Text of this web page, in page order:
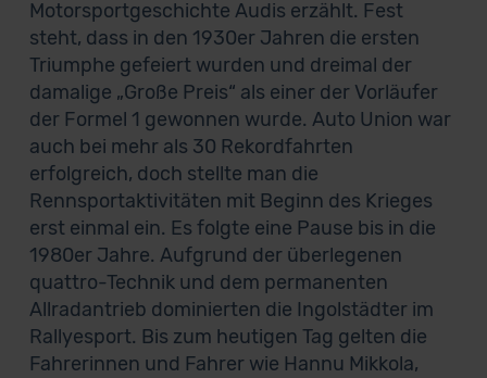
Motorsportgeschichte Audis erzählt. Fest
steht, dass in den 1930er Jahren die ersten
Triumphe gefeiert wurden und dreimal der
damalige „Große Preis“ als einer der Vorläufer
der Formel 1 gewonnen wurde. Auto Union war
auch bei mehr als 30 Rekordfahrten
erfolgreich, doch stellte man die
Rennsportaktivitäten mit Beginn des Krieges
erst einmal ein. Es folgte eine Pause bis in die
1980er Jahre. Aufgrund der überlegenen
quattro-Technik und dem permanenten
Allradantrieb dominierten die Ingolstädter im
Rallyesport. Bis zum heutigen Tag gelten die
Fahrerinnen und Fahrer wie Hannu Mikkola,